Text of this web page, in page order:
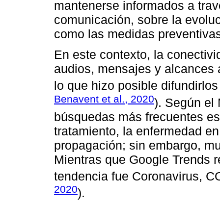
mantenerse informados a
comunicación, sobre la
como las medidas
En este contexto, la
audios, mensajes y
lo que hizo posible
Benavent et al., 2020). Según el
búsquedas más frecuentes
tratamiento, la enfermedad
propagación; sin embargo,
Mientras que Google Trends
tendencia fue Coronavirus,
2020).